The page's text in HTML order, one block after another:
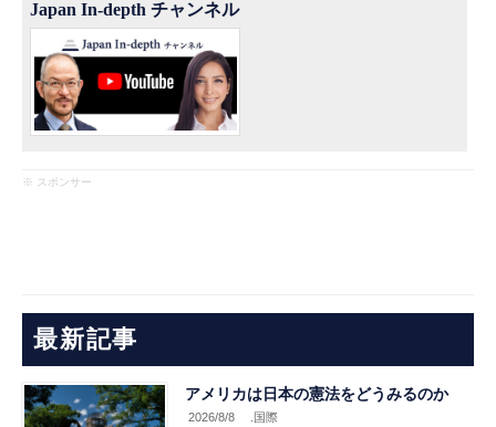
Japan In-depth チャンネル
※ スポンサー
最新記事
アメリカは日本の憲法をどうみるのか
2026/8/8 .国際